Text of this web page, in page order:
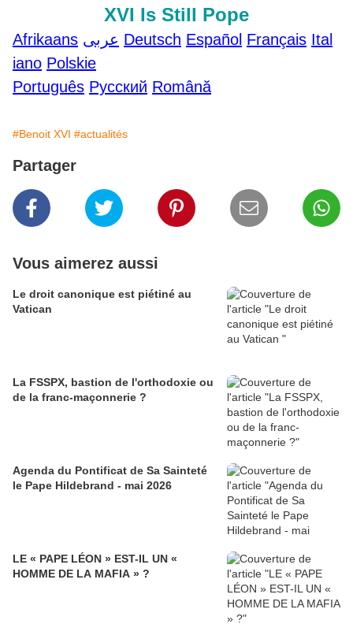
XVI Is Still Pope
Afrikaans عربى Deutsch Español Français Ital
iano Polskie
Português Pусский Română
#Benoit XVI #actualités
Partager
Vous aimerez aussi
Le droit canonique est piétiné au
Vatican
La FSSPX, bastion de l'orthodoxie ou
de la franc-maçonnerie ?
Agenda du Pontificat de Sa Sainteté
le Pape Hildebrand - mai 2026
LE « PAPE LÉON » EST-IL UN «
HOMME DE LA MAFIA » ?